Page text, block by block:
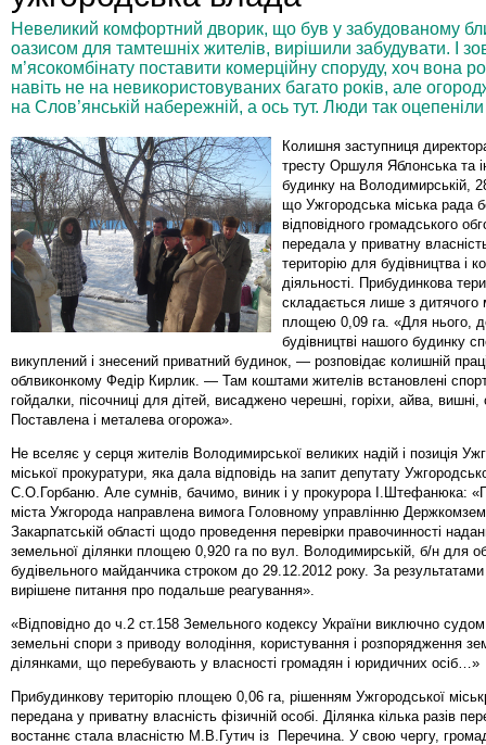
Невеликий комфортний дворик, що був у забудованому
оазисом для тамтешніх жителів, вирішили забудувати. І
м’ясокомбінату поставити комерційну споруду, хоч вона
навіть не на невикористовуваних багато років, але
на Слов’янській набережній, а ось тут. Люди так оцепеніли
Колишня заступниця
тресту Оршуля Яблонська та
будинку на Володимирській,
що Ужгородська міська рада
відповідного громадського
передала у приватну
територію для будівництва і
діяльності. Прибудинкова
складається лише з дитячого
площею 0,09 га. «Для нього,
будівництві нашого будинку
викуплений і знесений приватний будинок, — розповідає колишній
облвиконкому Федір Кирлик. — Там коштами жителів встановлені
гойдалки, пісочниці для дітей, висаджено черешні, горіхи, айва, вишні,
Поставлена і металева огорожа».
Не вселяє у серця жителів Володимирської великих надій і позиція
міської прокуратури, яка дала відповідь на запит депутату
С.О.Горбаню. Але сумнів, бачимо, виник і у прокурора І.Штефанюка:
міста Ужгорода направлена вимога Головному управлінню
Закарпатській області щодо проведення перевірки правочинності
земельної ділянки площею 0,920 га по вул. Володимирській, б/н для
будівельного майданчика строком до 29.12.2012 року. За результатами
вирішене питання про подальше реагування».
«Відповідно до ч.2 ст.158 Земельного кодексу України виключно
земельні спори з приводу володіння, користування і розпорядження
ділянками, що перебувають у власності громадян і юридичних осіб…»
Прибудинкову територію площею 0,06 га, рішенням Ужгородської
передана у приватну власність фізичній особі. Ділянка кілька разів
востаннє стала власністю М.В.Гутич із Перечина. У свою чергу,